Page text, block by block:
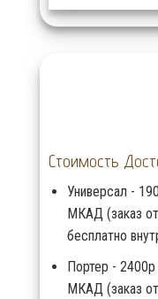
Стоимость
Универсал -
МКАД (заказ
бесплатно
Портер -
МКАД (заказ